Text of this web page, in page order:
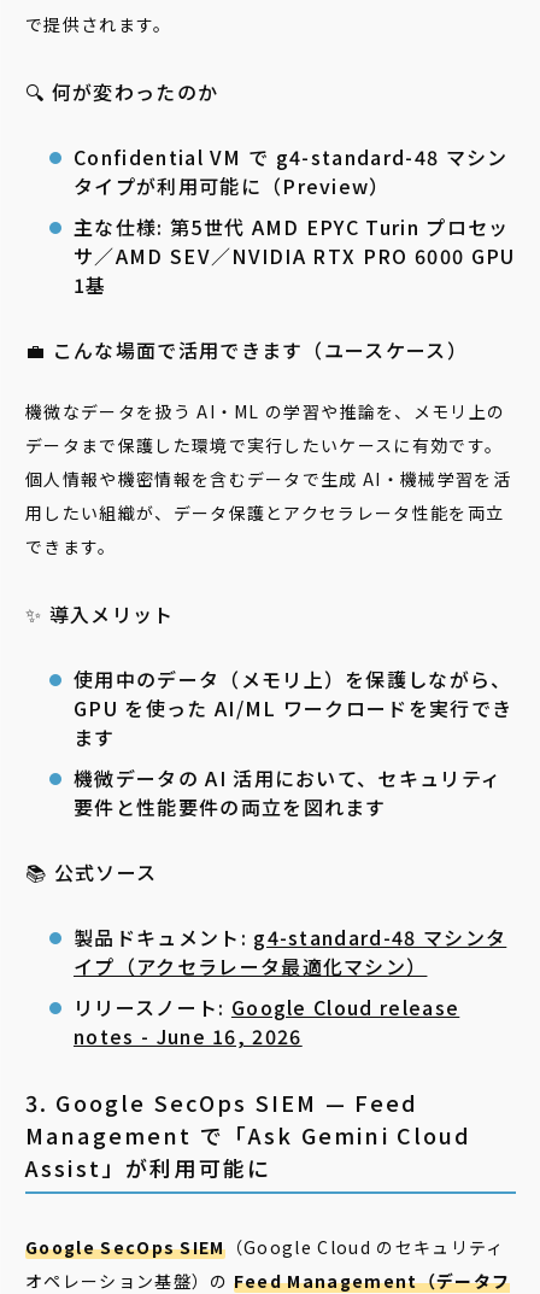
で提供されます。
🔍 何が変わったのか
Confidential VM で g4-standard-48 マシン
タイプが利用可能に（Preview）
主な仕様: 第5世代 AMD EPYC Turin プロセッ
サ／AMD SEV／NVIDIA RTX PRO 6000 GPU
1基
💼 こんな場面で活用できます（ユースケース）
機微なデータを扱う AI・ML の学習や推論を、メモリ上の
データまで保護した環境で実行したいケースに有効です。
個人情報や機密情報を含むデータで生成 AI・機械学習を活
用したい組織が、データ保護とアクセラレータ性能を両立
できます。
✨ 導入メリット
使用中のデータ（メモリ上）を保護しながら、
GPU を使った AI/ML ワークロードを実行でき
ます
機微データの AI 活用において、セキュリティ
要件と性能要件の両立を図れます
📚 公式ソース
製品ドキュメント: g4-standard-48 マシンタ
イプ（アクセラレータ最適化マシン）
リリースノート: Google Cloud release
notes - June 16, 2026
3. Google SecOps SIEM — Feed
Management で「Ask Gemini Cloud
Assist」が利用可能に
Google SecOps SIEM（Google Cloud のセキュリティ
オペレーション基盤）の Feed Management（データフ